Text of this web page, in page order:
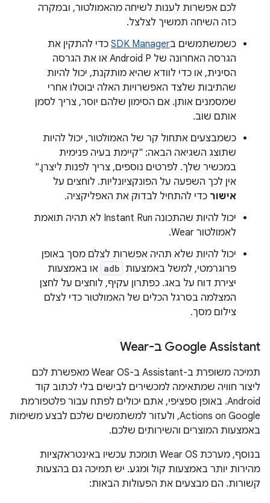
לכם אפשרות לענות לשיחה מהאמולטור, ובמקרה
כזה השיחה תמשיך לצלצל.
כשמשתמשים בSDK Manager כדי להתקין את
הגרסה האחרונה של Android P או את הגרסה
הסינית, או כדי לוודא שהיא מותקנת, יכול להיות
שהתיבות שלצד האפשרויות האלה יבוטלו אחרי
שמסמנים אותן. אם הסימון שלהם יוסר, צריך לסמן
אותם שוב.
כשמבצעים אתחול קר של האמולטור, יכול להיות
שתוצג השגיאה הבאה: "קיימת בעיה פנימית
במכשיר שלך. לפרטים נוספים, צריך לפנות ליצרן."
אין לכך השפעה על הפונקציונליות. לוחצים על
אישור כדי להתחיל לבדוק את האפליקציה.
יכול להיות שהתכונה Instant Run לא תהיה תואמת
לאמולטור Wear.
יכול להיות שלא תהיה אפשרות לצלם מסך באופן
פרוגרמטי, למשל באמצעות adb או באמצעות
יצירת דוח על באג. כפתרון עקיף, לוחצים על לחצן
המצלמה בסרגל הכלים של האמולטור כדי לצלם
צילום מסך.
‫Google Assistant ב-Wear
תמיכה משופרת ב-Assistant ב-Wear OS מאפשרת לכם
ליצור חוויה שמתאימה למכשירים לבישים בלי לכתוב קוד
Android. באופן ספציפי, אתם יכולים לפתח עבור פלטפורמת
Actions on Google, ולעזור למשתמשים שלכם לבצע משימות
באמצעות המוצרים והשירותים שלכם.
בנוסף, מערכת Wear OS תומכת עכשיו באינטראקציות
מהירות יותר באמצעות קול ומגע. יש תמיכה גם בהצעות
קשורות. הם מבצעים את הפעולות הבאות: